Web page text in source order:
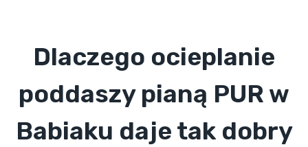
Dlaczego ocieplanie
poddaszy pianą PUR w
Babiaku daje tak dobry